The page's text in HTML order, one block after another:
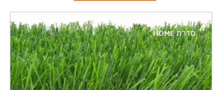
סדרתHOME